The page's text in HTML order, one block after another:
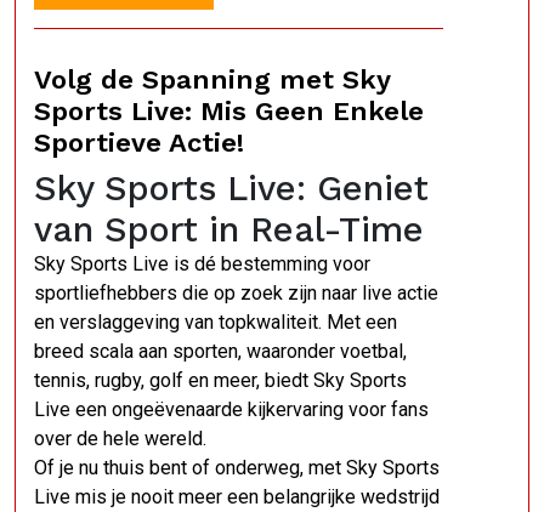
Volg de Spanning met Sky
Sports Live: Mis Geen Enkele
Sportieve Actie!
Sky Sports Live: Geniet
van Sport in Real-Time
Sky Sports Live is dé bestemming voor
sportliefhebbers die op zoek zijn naar live actie
en verslaggeving van topkwaliteit. Met een
breed scala aan sporten, waaronder voetbal,
tennis, rugby, golf en meer, biedt Sky Sports
Live een ongeëvenaarde kijkervaring voor fans
over de hele wereld.
Of je nu thuis bent of onderweg, met Sky Sports
Live mis je nooit meer een belangrijke wedstrijd